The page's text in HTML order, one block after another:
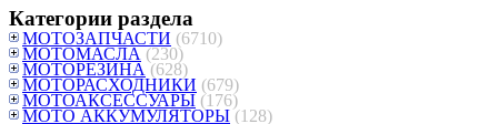
Категории раздела
МОТОЗАПЧАСТИ (6710)
МОТОМАСЛА (230)
МОТОРЕЗИНА (628)
МОТОРАСХОДНИКИ (679)
МОТОАКСЕССУАРЫ (176)
МОТО АККУМУЛЯТОРЫ (128)